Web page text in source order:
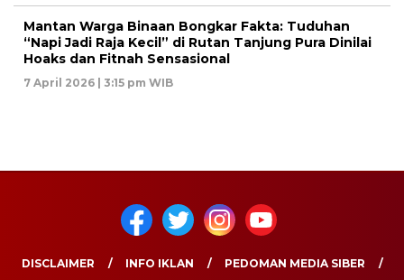
Mantan Warga Binaan Bongkar Fakta: Tuduhan
“Napi Jadi Raja Kecil” di Rutan Tanjung Pura Dinilai
Hoaks dan Fitnah Sensasional
7 April 2026 | 3:15 pm WIB
DISCLAIMER INFO IKLAN
PEDOMAN MEDIA SIBER